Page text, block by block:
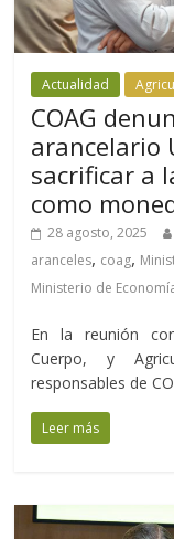
Actualidad
COAG
arancelario
sacrificar a
como
28 agosto, 2025
aranceles, coag,
Ministerio de
En la reunión
Cuerpo, y
responsables de
Leer más